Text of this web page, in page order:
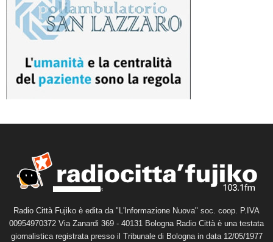
Radio Città Fujiko è edita da "L'Informazione Nuova" soc. coop. P.IVA
00954970372 Via Zanardi 369 - 40131 Bologna Radio Città è una testata
giornalistica registrata presso il Tribunale di Bologna in data 12/05/1977